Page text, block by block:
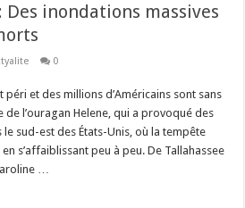
Des inondations massives
0
et des millions d’Américains sont sans
l’ouragan Helene, qui a provoqué des
sud-est des États-Unis, où la tempête
s’affaiblissant peu à peu. De Tallahassee
…